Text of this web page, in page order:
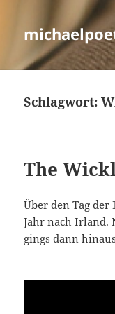
Schlagwort:
The
Über den Tag der
Jahr nach Irland.
gings dann